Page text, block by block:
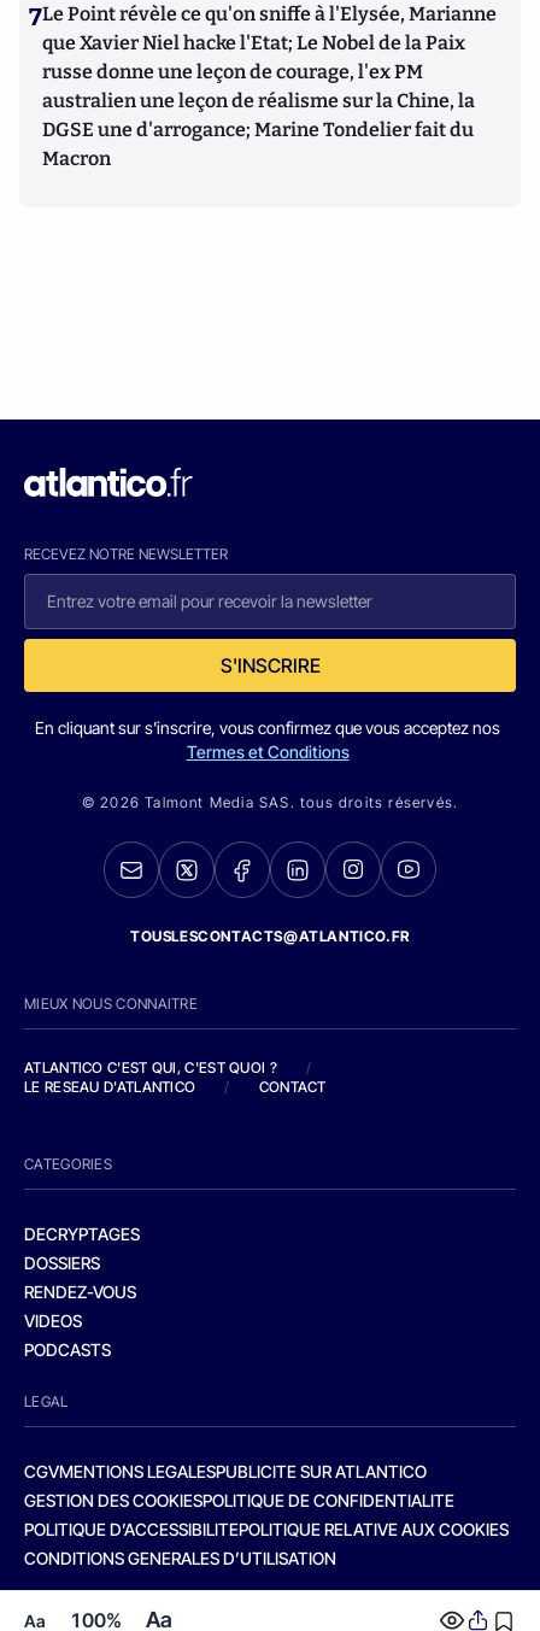
Aa 100% Aa
7Le Point révèle ce qu'on sniffe à l'Elysée, Marianne
que Xavier Niel hacke l'Etat; Le Nobel de la Paix
russe donne une leçon de courage, l'ex PM
australien une leçon de réalisme sur la Chine, la
DGSE une d'arrogance; Marine Tondelier fait du
Macron
RECEVEZ NOTRE NEWSLETTER
S'INSCRIRE
En cliquant sur s'inscrire, vous confirmez que vous acceptez nos
Termes et Conditions
© 2026 Talmont Media SAS. tous droits réservés.
TOUSLESCONTACTS@ATLANTICO.FR
MIEUX NOUS CONNAITRE
ATLANTICO C'EST QUI, C'EST QUOI ?
/
LE RESEAU D'ATLANTICO
/ CONTACT
CATEGORIES
DECRYPTAGES
DOSSIERS
RENDEZ-VOUS
VIDEOS
PODCASTS
LEGAL
CGVMENTIONS LEGALESPUBLICITE SUR ATLANTICO
GESTION DES COOKIESPOLITIQUE DE CONFIDENTIALITE
POLITIQUE D’ACCESSIBILITEPOLITIQUE RELATIVE AUX COOKIES
CONDITIONS GENERALES D’UTILISATION